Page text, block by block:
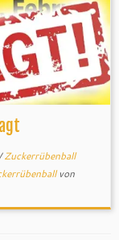
Zuckerrübenball
von